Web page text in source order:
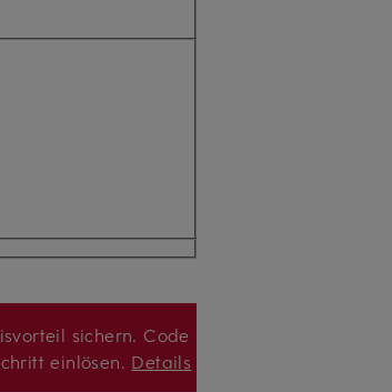
sichern. Code
einlösen. Details